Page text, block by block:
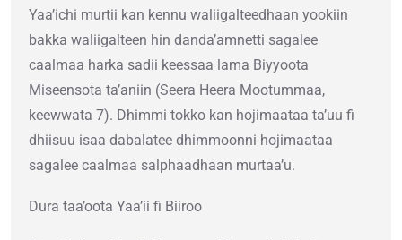
Yaa’ichi murtii kan kennu waliigalteedhaan yookiin
bakka waliigalteen hin danda’amnetti sagalee
caalmaa harka sadii keessaa lama Biyyoota
Miseensota ta’aniin (Seera Heera Mootummaa,
keewwata 7). Dhimmi tokko kan hojimaataa ta’uu fi
dhiisuu isaa dabalatee dhimmoonni hojimaataa
sagalee caalmaa salphaadhaan murtaa’u.
Dura taa’oota Yaa’ii fi Biiroo